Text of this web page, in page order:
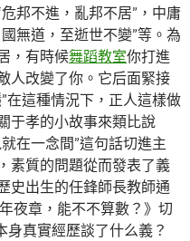
邦不進，亂邦不居”，中庸
無道，至逝世不變”等。為
，有時候舞蹈教室你打進
人改變了你。它后面緊接
在這種情況下，正人這樣做
于孝的小故事來類比說
在一念間”這句話切進主
素質的問題從而發表了義
史出生的任鋒師長教師通
夜章，能不不算數？》切
真實經歷談了什么義？